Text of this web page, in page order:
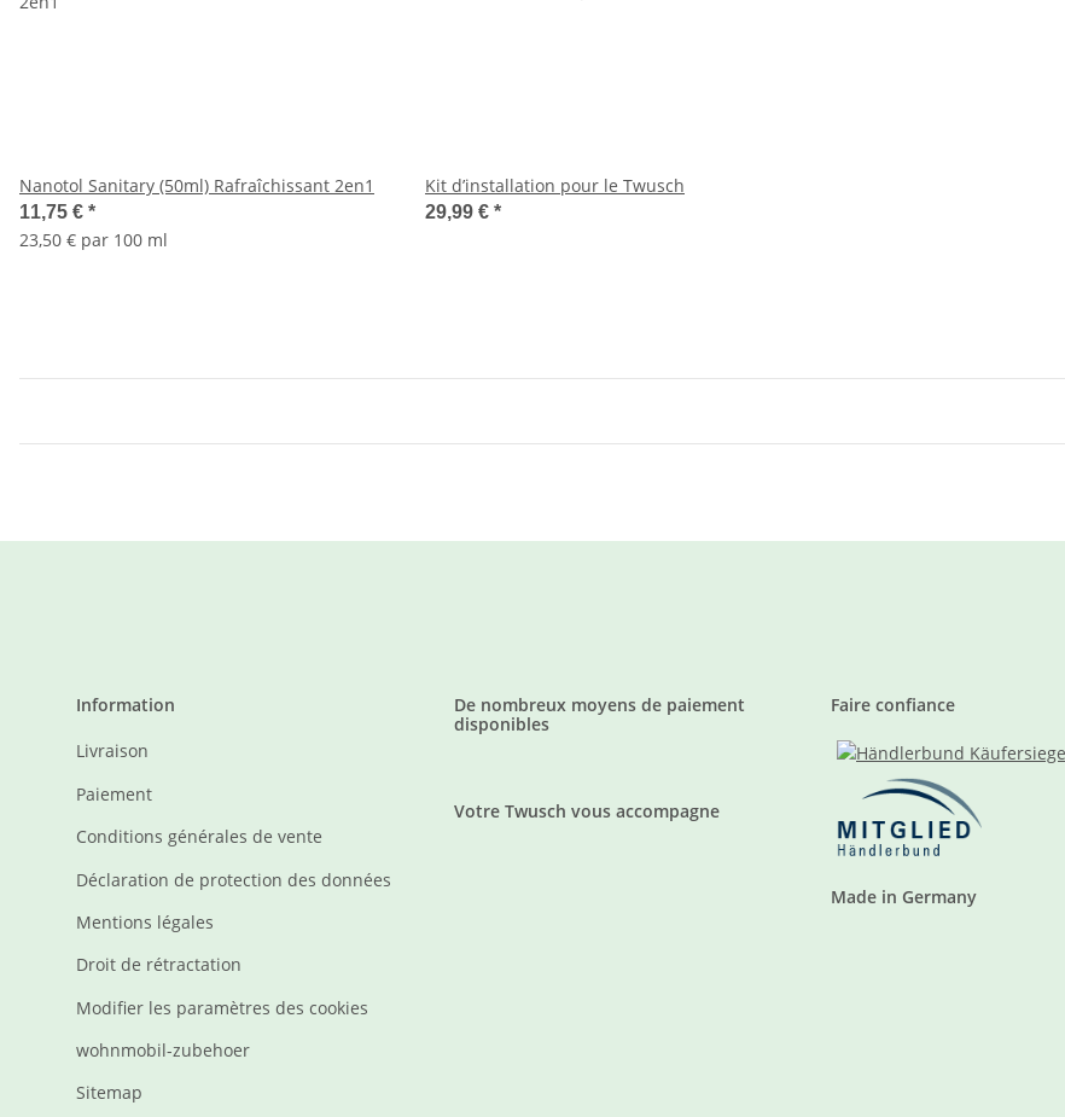
Nanotol Sanitary (50ml) Rafraîchissant 2en1
11,75 € *
23,50 € par 100 ml
Kit d’installation pour le Twusch
29,99 € *
Information
Livraison
Paiement
Conditions générales de vente
Déclaration de protection des données
Mentions légales
Droit de rétractation
Modifier les paramètres des cookies
wohnmobil-zubehoer
Sitemap
De nombreux moyens de paiement
disponibles
Votre Twusch vous accompagne
Faire confiance
Made in Germany